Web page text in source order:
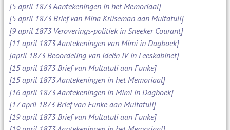
[5 april 1873 Aantekeningen in het Memoriaal]
[5 april 1873 Brief van Mina Krüseman aan Multatuli]
[9 april 1873 Veroverings-politiek in Sneeker Courant]
[11 april 1873 Aantekeningen van Mimi in Dagboek]
[april 1873 Beoordeling van Ideën IV in Leeskabinet]
[15 april 1873 Brief van Multatuli aan Funke]
[15 april 1873 Aantekeningen in het Memoriaal]
[16 april 1873 Aantekeningen in Mimi in Dagboek]
[17 april 1873 Brief van Funke aan Multatuli]
[19 april 1873 Brief van Multatuli aan Funke]